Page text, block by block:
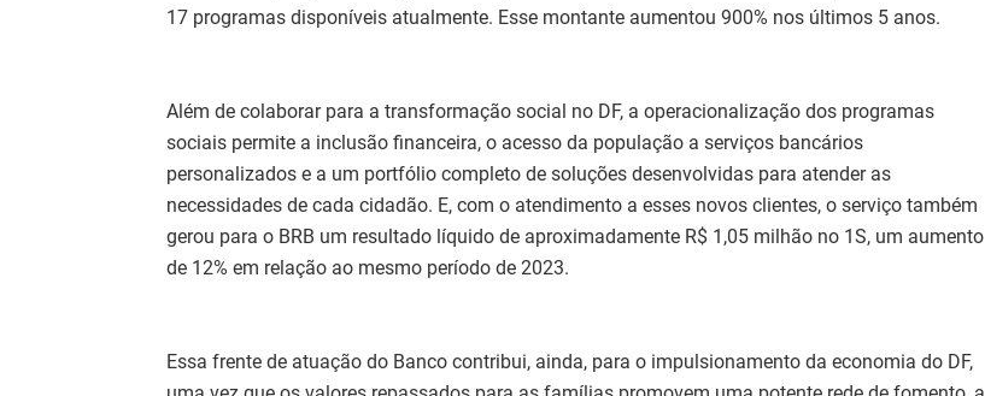
17 programas disponíveis atualmente. Esse montante aumentou 900% nos últimos 5 anos.
Além de colaborar para a transformação social no DF, a operacionalização dos programas
sociais permite a inclusão financeira, o acesso da população a serviços bancários
personalizados e a um portfólio completo de soluções desenvolvidas para atender as
necessidades de cada cidadão. E, com o atendimento a esses novos clientes, o serviço também
gerou para o BRB um resultado líquido de aproximadamente R$ 1,05 milhão no 1S, um aumento
de 12% em relação ao mesmo período de 2023.
Essa frente de atuação do Banco contribui, ainda, para o impulsionamento da economia do DF,